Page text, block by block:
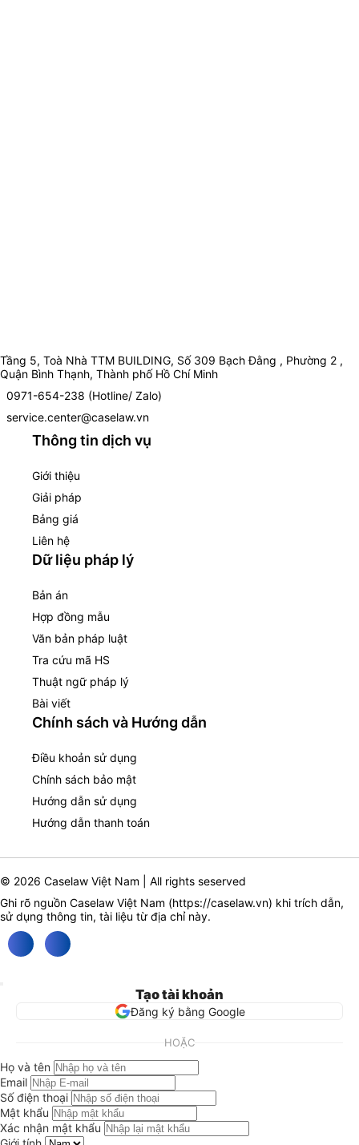
Tầng 5, Toà Nhà TTM BUILDING, Số 309 Bạch Đằng , Phường 2 ,
Quận Bình Thạnh, Thành phố Hồ Chí Minh
0971-654-238 (Hotline/ Zalo)
service.center@caselaw.vn
Thông tin dịch vụ
Giới thiệu
Giải pháp
Bảng giá
Liên hệ
Dữ liệu pháp lý
Bản án
Hợp đồng mẫu
Văn bản pháp luật
Tra cứu mã HS
Thuật ngữ pháp lý
Bài viết
Chính sách và Hướng dẫn
Điều khoản sử dụng
Chính sách bảo mật
Hướng dẫn sử dụng
Hướng dẫn thanh toán
© 2026 Caselaw Việt Nam | All rights seserved
Ghi rõ nguồn Caselaw Việt Nam (https://caselaw.vn) khi trích dẫn,
sử dụng thông tin, tài liệu từ địa chỉ này.
Tạo tài khoản
Đăng ký bằng Google
HOẶC
Họ và tên
Email
Số điện thoại
Mật khẩu
Xác nhận mật khẩu